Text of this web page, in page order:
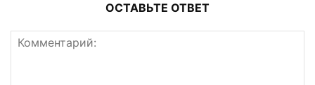
ОСТАВЬТЕ ОТВЕТ